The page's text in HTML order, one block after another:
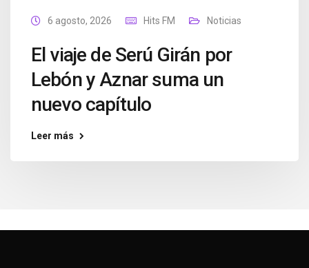
6 agosto, 2026 Hits FM Noticias
El viaje de Serú Girán por
Lebón y Aznar suma un
nuevo capítulo
Leer más